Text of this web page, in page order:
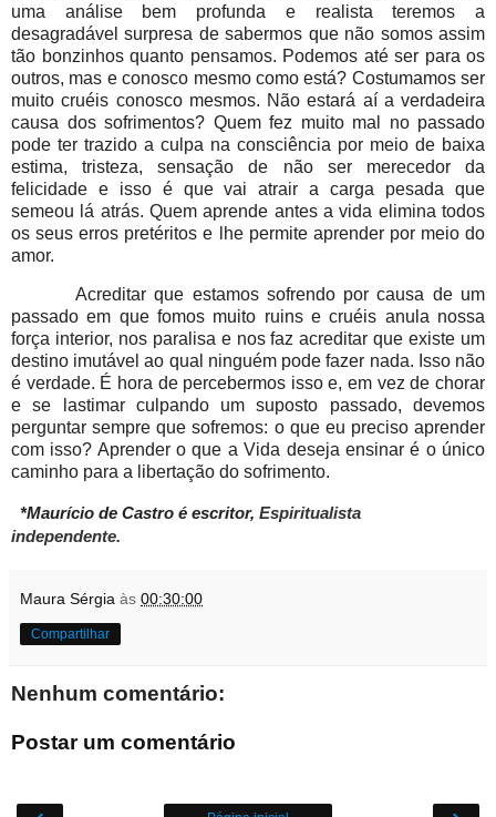
uma análise bem profunda e realista teremos a
desagradável surpresa de sabermos que não somos assim
tão bonzinhos quanto pensamos. Podemos até ser para os
outros, mas e conosco mesmo como está? Costumamos ser
muito cruéis conosco mesmos. Não estará aí a verdadeira
causa dos sofrimentos? Quem fez muito mal no passado
pode ter trazido a culpa na consciência por meio de baixa
estima, tristeza, sensação de não ser merecedor da
felicidade e isso é que vai atrair a carga pesada que
semeou lá atrás. Quem aprende antes a vida elimina todos
os seus erros pretéritos e lhe permite aprender por meio do
amor.
Acreditar que estamos sofrendo por causa de um
passado em que fomos muito ruins e cruéis anula nossa
força interior, nos paralisa e nos faz acreditar que existe um
destino imutável ao qual ninguém pode fazer nada. Isso não
é verdade. É hora de percebermos isso e, em vez de chorar
e se lastimar culpando um suposto passado, devemos
perguntar sempre que sofremos: o que eu preciso aprender
com isso? Aprender o que a Vida deseja ensinar é o único
caminho para a libertação do sofrimento.
*Maurício de Castro é escritor, Espiritualista
independente.
Maura Sérgia às 00:30:00
Compartilhar
Nenhum comentário:
Postar um comentário